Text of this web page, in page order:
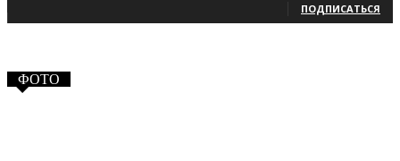
ПОДПИСАТЬСЯ
ФОТО